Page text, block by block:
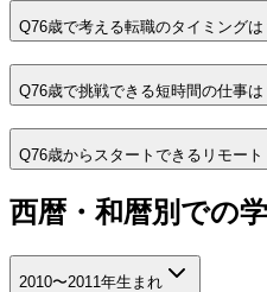
Q76歳で考える転職のタイミングは
Q76歳で挑戦できる短時間の仕事は
Q76歳からスタートできるリモー
西暦・和暦別での
2010〜2011年生まれ